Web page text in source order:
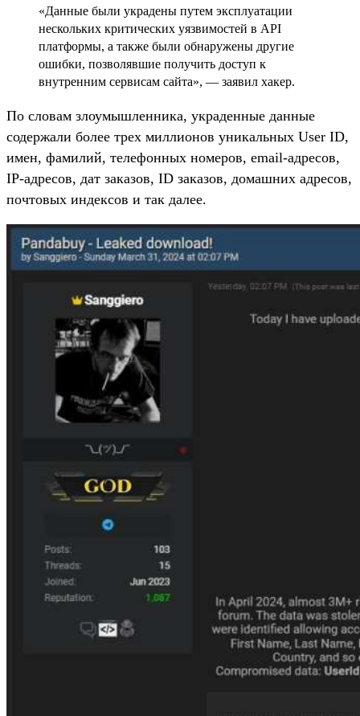
«Данные были украдены путем эксплуатации
нескольких критических уязвимостей в API
платформы, а также были обнаружены другие
ошибки, позволявшие получить доступ к
внутренним сервисам сайта», — заявил хакер.
По словам злоумышленника, украденные данные
содержали более трех миллионов уникальных User ID,
имен, фамилий, телефонных номеров, email-адресов,
IP-адресов, дат заказов, ID заказов, домашних адресов,
почтовых индексов и так далее.